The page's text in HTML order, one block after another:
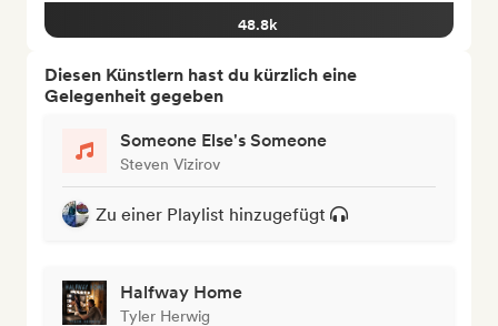
48.8k
Diesen Künstlern hast du kürzlich eine
Gelegenheit gegeben
Someone Else's Someone
Steven Vizirov
Zu einer Playlist hinzugefügt
Halfway Home
Tyler Herwig